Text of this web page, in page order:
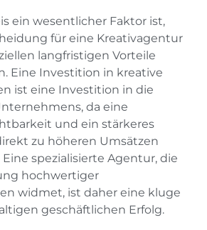
ein wesentlicher Faktor ist,
für eine Kreativagentur
langfristigen Vorteile
Eine Investition in kreative
ist eine Investition in die
da eine
und ein stärkeres
zu höheren Umsätzen
spezialisierte Agentur, die
hochwertiger
widmet, ist daher eine kluge
geschäftlichen Erfolg.